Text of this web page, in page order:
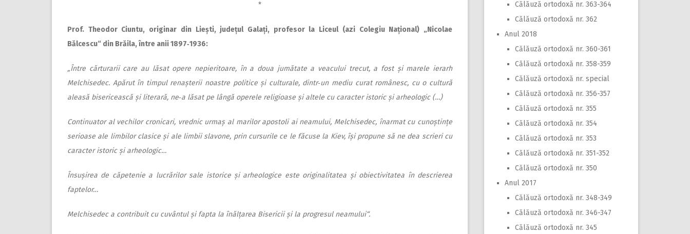
*
Prof. Theodor Ciuntu, originar din Liești, județul Galați, profesor la Liceul (azi Colegiu Național) „Nicolae
Bălcescu“ din Brăila, între anii 1897‑1936:
„Între cărturarii care au lăsat opere nepieritoare, în a doua jumătate a veacului trecut, a fost și marele ierarh
Melchisedec. Apărut în timpul renașterii noastre politice și culturale, dintr‑un mediu curat românesc, cu o cultură
aleasă bisericească și literară, ne‑a lăsat pe lângă operele religioase și altele cu caracter istoric și arheologic (…)
Continuator al vechilor cronicari, vrednic urmaș al marilor apostoli ai neamului, Melchisedec, înarmat cu cunoștințe
serioase ale limbilor clasice și ale limbii slavone, prin cursurile ce le făcuse la Kiev, își propune să ne dea scrieri cu
caracter istoric și arheologic…
Însușirea de căpetenie a lucrărilor sale istorice și arheologice este originalitatea și obiectivitatea în descrierea
faptelor…
Melchisedec a contribuit cu cuvântul și fapta la înălțarea Bisericii și la progresul neamului“.
Călăuză ortodoxă nr. 363-364
Călăuză ortodoxă nr. 362
Anul 2018
Călăuză ortodoxă nr. 360-361
Călăuză ortodoxă nr. 358-359
Călăuză ortodoxă nr. special
Călăuză ortodoxă nr. 356-357
Călăuză ortodoxă nr. 355
Călăuză ortodoxă nr. 354
Călăuză ortodoxă nr. 353
Călăuză ortodoxă nr. 351-352
Călăuză ortodoxă nr. 350
Anul 2017
Călăuză ortodoxă nr. 348-349
Călăuză ortodoxă nr. 346-347
Călăuză ortodoxă nr. 345